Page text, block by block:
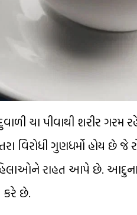
ચા પીવાથી શરીર
ગુણધર્મો હોય છે જે
રાહત આપે છે.
કરે છે.